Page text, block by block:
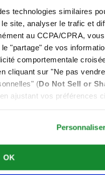
technologies similaires
site, analyser le trafic et
au CCPA/CPRA,
"partage" de vos
comportementale
cliquant sur "Ne pas
(Do Not Sell or
ajustant vos préférences
OK